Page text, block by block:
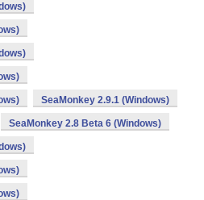
SeaMonkey 2.9.1 (Windows)
SeaMonkey 2.8 Beta 6 (Windows)